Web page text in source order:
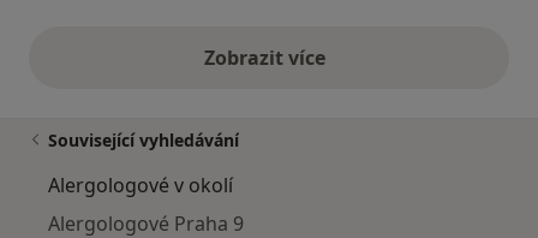
Zobrazit vícevýše uvedené názory
Související vyhledávání
Alergologové v okolí
Alergologové Praha 9